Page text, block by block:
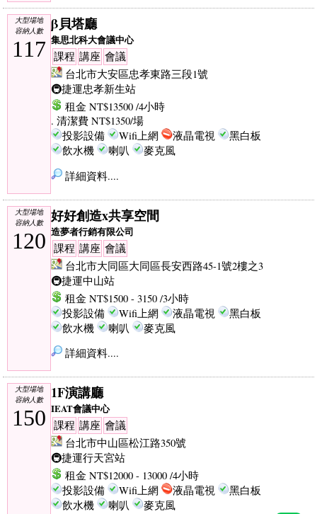
大型場地
容納人數
117
β貝塔廳
集思北科大會議中心
課程 講座 會議
台北市大安區忠孝東路三段1號
🚇捷運忠孝新生站
租金 NT$13500 /4小時
. 清潔費 NT$1350/場
投影設備
Wifi上網 液晶電視
黑白板
飲水機
喇叭
麥克風
詳細資料....
大型場地
容納人數
120
好好創造x共享空間
造夢者行銷有限公司
課程 講座 會議
台北市大同區大同區長安西路45-1號2樓之3
🚇捷運中山站
租金 NT$1500 - 3150 /3小時
投影設備
Wifi上網 液晶電視
黑白板
飲水機
喇叭
麥克風
詳細資料....
大型場地
容納人數
150
1F演講廳
IEAT會議中心
課程 講座 會議
台北市中山區松江路350號
🚇捷運行天宮站
租金 NT$12000 - 13000 /4小時
投影設備
Wifi上網 液晶電視
黑白板
飲水機
喇叭 麥克風